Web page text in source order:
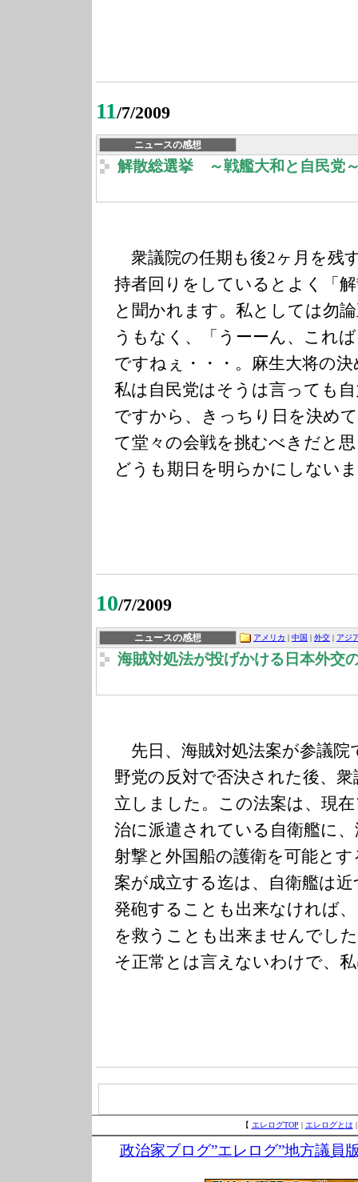
11/7/2009
ニュースの感想
解散総選挙 ～戦艦大和と自民党
衆議院の任期も後2ヶ月を残
持者回りをしているとよく「
と聞かれます。私としては勿
うもなく、「うーーん、これ
ですねぇ・・・。麻生大将の
私は自民党はそうは言っても
ですから、きっちり日を決め
て堂々の会戦を挑むべきだと
どうも期日を明らかにしない
10/7/2009
ニュースの感想 アメリカ | 中国 | 外交 | アジ
海賊対処法が投げかける日本外交
先日、海賊対処法案が参議院
野党の反対で否決された後、
立しました。この法案は、現
治に派遣されている自衛艦に
射撃と外国船の護衛を可能と
案が成立する迄は、自衛艦は
発砲することも出来なければ
を救うことも出来ませんでし
そ正常とは言えないわけで、
【 エレログTOP | エレログとは
政治家ブログ”エレログ”地方議員